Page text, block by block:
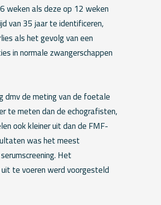
weken als deze op 12 weken
van 35 jaar te identificeren,
als het gevolg van een
in normale zwangerschappen
dmv de meting van de foetale
te meten dan de echografisten,
ook kleiner uit dan de FMF-
was het meest
Het
te voeren werd voorgesteld